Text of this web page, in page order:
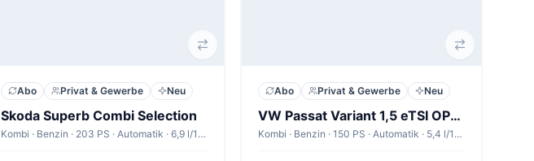
Abo Privat & Gewerbe Neu
Skoda Superb Combi Selection
Kombi · Benzin · 203 PS · Automatik · 6,9 l/100km
Abo Privat & Gewerbe Neu
VW Passat Variant 1,5 eTSI OPF DSG Business
Kombi · Benzin · 150 PS · Automatik · 5,4 l/100km